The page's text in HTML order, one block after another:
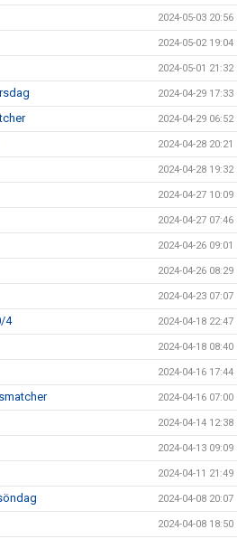
2024-05-03 20:56
2024-05-02 19:04
2024-05-01 21:32
2024-04-29 17:33
2024-04-29 06:52
2024-04-28 20:21
2024-04-28 19:32
2024-04-27 10:09
2024-04-27 07:46
2024-04-26 09:01
2024-04-26 08:29
2024-04-23 07:07
4 2024-04-18 22:47
2024-04-18 08:40
2024-04-16 17:44
2024-04-16 07:00
2024-04-14 12:38
2024-04-13 09:09
2024-04-11 21:49
2024-04-08 20:07
2024-04-08 18:50